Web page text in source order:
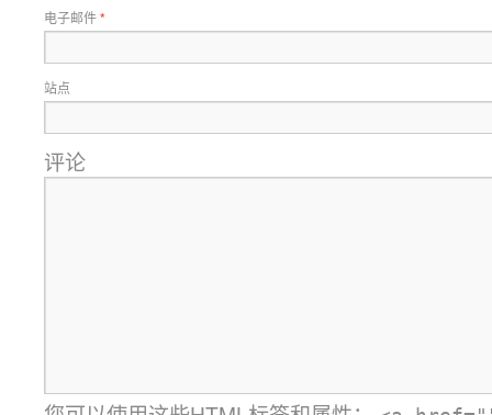
电子邮件*
站点
评论